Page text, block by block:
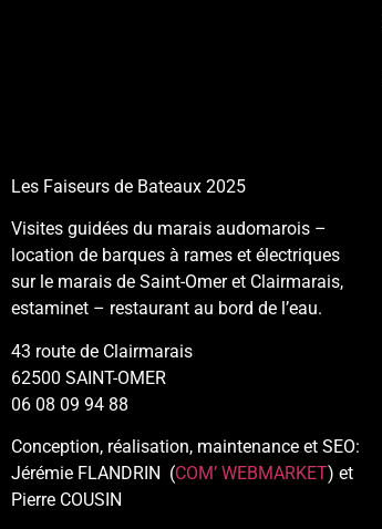
Les Faiseurs de Bateaux 2025
Visites guidées du marais audomarois –
location de barques à rames et électriques
sur le marais de Saint-Omer et Clairmarais,
estaminet – restaurant au bord de l’eau.
43 route de Clairmarais
62500 SAINT-OMER
06 08 09 94 88
Conception, réalisation, maintenance et SEO:
Jérémie FLANDRIN (COM’ WEBMARKET) et
Pierre COUSIN